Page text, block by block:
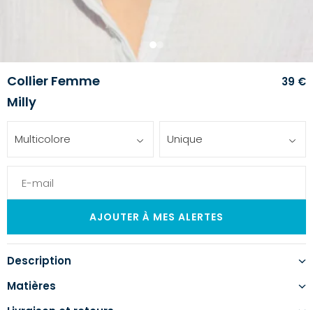
2
Collier Femme
Milly
39 €
Multicolore Unique
Description
Matières